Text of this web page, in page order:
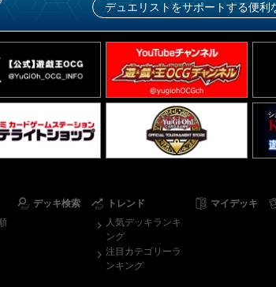
デュエリストをサポートする便利
デッキ検索
トレンド
人気デッキランキ
ング
注目カテゴリーラ
ンキング
マイデッキ